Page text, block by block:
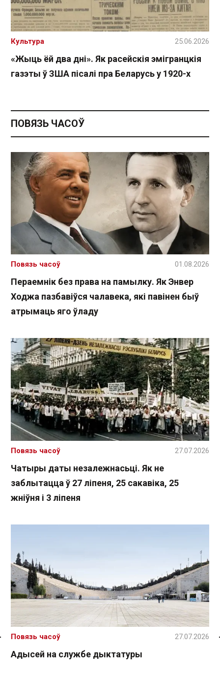
«Жыць ёй два дні». Як расейскія эмігранцкія
газэты ў ЗША пісалі пра Беларусь у 1920-х
Культура 25.06.2026
ПОВЯЗЬ ЧАСОЎ
Пераемнік без права на памылку. Як Энвер
Ходжа пазбавіўся чалавека, які павінен быў
атрымаць яго ўладу
Повязь часоў 01.08.2026
Чатыры даты незалежнасьці. Як не
заблытацца ў 27 ліпеня, 25 сакавіка, 25
жніўня і 3 ліпеня
Повязь часоў 27.07.2026
Адысей на службе дыктатуры
Повязь часоў 27.07.2026